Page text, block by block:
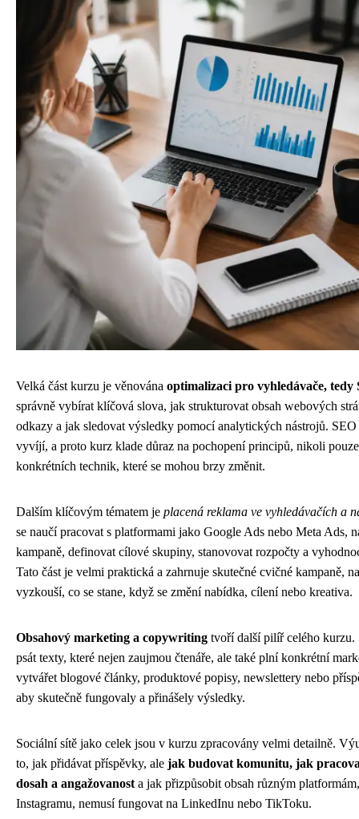
Velká část kurzu je věnována optimalizaci pro vyhledávače, tedy
správně vybírat klíčová slova, jak strukturovat obsah webových
odkazy a jak sledovat výsledky pomocí analytických nástrojů. SEO
vyvíjí, a proto kurz klade důraz na pochopení principů, nikoli
konkrétních technik, které se mohou brzy změnit.
Dalším klíčovým tématem je placená reklama ve vyhledávačích a
se naučí pracovat s platformami jako Google Ads nebo Meta Ads,
kampaně, definovat cílové skupiny, stanovovat rozpočty a
Tato část je velmi praktická a zahrnuje skutečné cvičné kampaně,
vyzkouší, co se stane, když se změní nabídka, cílení nebo kreativa.
Obsahový marketing a copywriting tvoří další pilíř celého kurzu.
psát texty, které nejen zaujmou čtenáře, ale také plní konkrétní
vytvářet blogové články, produktové popisy, newslettery nebo
aby skutečně fungovaly a přinášely výsledky.
Sociální sítě jako celek jsou v kurzu zpracovány velmi detailně.
to, jak přidávat příspěvky, ale jak budovat komunitu, jak
dosah a angažovanost a jak přizpůsobit obsah různým
Instagramu, nemusí fungovat na LinkedInu nebo TikToku.